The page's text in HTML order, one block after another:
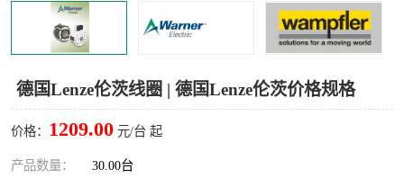
德国Lenze伦茨线圈 | 德国Lenze伦茨价格规格
价格： 1209.00 元/台 起
产品数量： 30.00台
WICHITA Cleveland 张力控制器
Warner Linear